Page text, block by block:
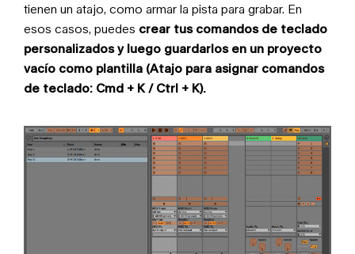
tienen un atajo, como armar la pista para grabar. En
esos casos, puedes crear tus comandos de teclado
personalizados y luego guardarlos en un proyecto
vacío como plantilla (Atajo para asignar comandos
de teclado: Cmd + K / Ctrl + K).